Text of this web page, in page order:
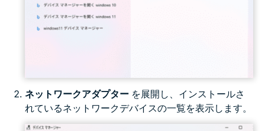
ネットワークアダプター を展開し、インストールさ
れているネットワークデバイスの一覧を表示します。